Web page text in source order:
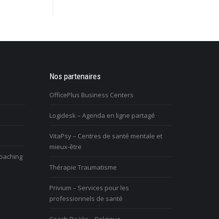
retraité et je ressens un grand
changement et vous êtes mal à
J’ai des problèmes relationnels avec
Vous n’arrivez pas à surmonter une
disproportionnée dans une relation
Nos partenaires
OfficePlus Business Centers
Logidesk – Agenda en ligne partagé
VitaPsy – Centres de santé mentale et
mieux-être
Thérapie Traumatisme
Privium – Services pour les
professionnels de santé